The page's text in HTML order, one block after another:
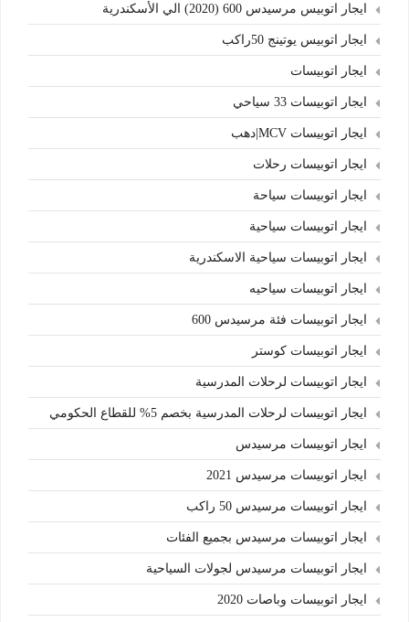
ايجار اتوبيس مرسيدس 600 (2020) الي الأسكندرية
ايجار اتوبيس يوتينج 50راكب
ايجار اتوبيسات
ايجار اتوبيسات 33 سياحي
ايجار اتوبيسات MCV|دهب
ايجار اتوبيسات رحلات
ايجار اتوبيسات سياحة
ايجار اتوبيسات سياحية
ايجار اتوبيسات سياحية الاسكندرية
ايجار اتوبيسات سياحيه
ايجار اتوبيسات فئة مرسيدس 600
ايجار اتوبيسات كوستر
ايجار اتوبيسات لرحلات المدرسية
ايجار اتوبيسات لرحلات المدرسية بخصم 5% للقطاع الحكومي
ايجار اتوبيسات مرسيدس
ايجار اتوبيسات مرسيدس 2021
ايجار اتوبيسات مرسيدس 50 راكب
ايجار اتوبيسات مرسيدس بجميع الفئات
ايجار اتوبيسات مرسيدس لجولات السياحية
ايجار اتوبيسات وباصات 2020